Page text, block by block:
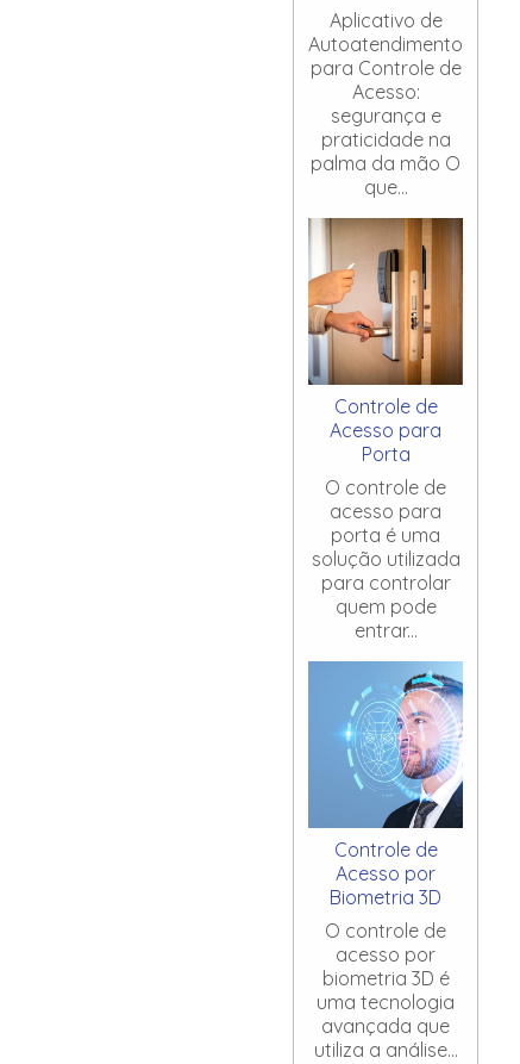
Aplicativo de
Autoatendimento
para Controle de
Acesso:
segurança e
praticidade na
palma da mão O
que...
Controle de
Acesso para
Porta
O controle de
acesso para
porta é uma
solução utilizada
para controlar
quem pode
entrar...
Controle de
Acesso por
Biometria 3D
O controle de
acesso por
biometria 3D é
uma tecnologia
avançada que
utiliza a análise...